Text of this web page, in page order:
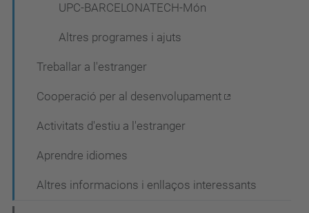
UPC-BARCELONATECH-Món
Altres programes i ajuts
Treballar a l'estranger
Cooperació per al desenvolupament
Activitats d'estiu a l'estranger
Aprendre idiomes
Altres informacions i enllaços interessants